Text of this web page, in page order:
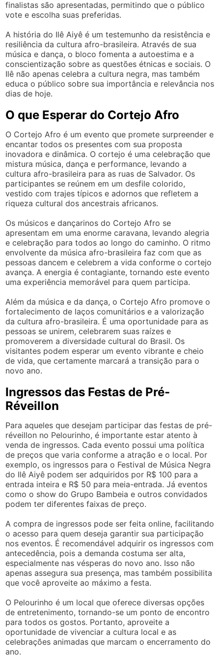
finalistas são apresentadas, permitindo que o público
vote e escolha suas preferidas.
A história do Ilê Aiyê é um testemunho da resistência e
resiliência da cultura afro-brasileira. Através de sua
música e dança, o bloco fomenta a autoestima e a
conscientização sobre as questões étnicas e sociais. O
Ilê não apenas celebra a cultura negra, mas também
educa o público sobre sua importância e relevância nos
dias de hoje.
O que Esperar do Cortejo Afro
O Cortejo Afro é um evento que promete surpreender e
encantar todos os presentes com sua proposta
inovadora e dinâmica. O cortejo é uma celebração que
mistura música, dança e performance, levando a
cultura afro-brasileira para as ruas de Salvador. Os
participantes se reúnem em um desfile colorido,
vestido com trajes típicos e adornos que refletem a
riqueza cultural dos ancestrais africanos.
Os músicos e dançarinos do Cortejo Afro se
apresentam em uma enorme caravana, levando alegria
e celebração para todos ao longo do caminho. O ritmo
envolvente da música afro-brasileira faz com que as
pessoas dancem e celebrem a vida conforme o cortejo
avança. A energia é contagiante, tornando este evento
uma experiência memorável para quem participa.
Além da música e da dança, o Cortejo Afro promove o
fortalecimento de laços comunitários e a valorização
da cultura afro-brasileira. É uma oportunidade para as
pessoas se unirem, celebrarem suas raízes e
promoverem a diversidade cultural do Brasil. Os
visitantes podem esperar um evento vibrante e cheio
de vida, que certamente marcará a transição para o
novo ano.
Ingressos das Festas de Pré-
Réveillon
Para aqueles que desejam participar das festas de pré-
réveillon no Pelourinho, é importante estar atento à
venda de ingressos. Cada evento possui uma política
de preços que varia conforme a atração e o local. Por
exemplo, os ingressos para o Festival de Música Negra
do Ilê Aiyê podem ser adquiridos por R$ 100 para a
entrada inteira e R$ 50 para meia-entrada. Já eventos
como o show do Grupo Bambeia e outros convidados
podem ter diferentes faixas de preço.
A compra de ingressos pode ser feita online, facilitando
o acesso para quem deseja garantir sua participação
nos eventos. É recomendável adquirir os ingressos com
antecedência, pois a demanda costuma ser alta,
especialmente nas vésperas do novo ano. Isso não
apenas assegura sua presença, mas também possibilita
que você aproveite ao máximo a festa.
O Pelourinho é um local que oferece diversas opções
de entretenimento, tornando-se um ponto de encontro
para todos os gostos. Portanto, aproveite a
oportunidade de vivenciar a cultura local e as
celebrações animadas que marcam o encerramento do
ano.